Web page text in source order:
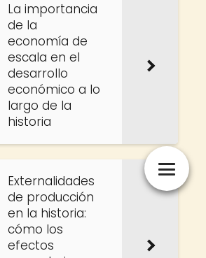
La importancia
de la
economía de
escala en el
desarrollo
económico a lo
largo de la
historia
Externalidades
de producción
en la historia:
cómo los
efectos